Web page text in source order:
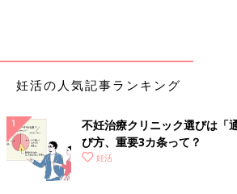
妊活の人気記事ランキング
不妊治療クリニック選びは「
び方、重要3カ条って？
妊活